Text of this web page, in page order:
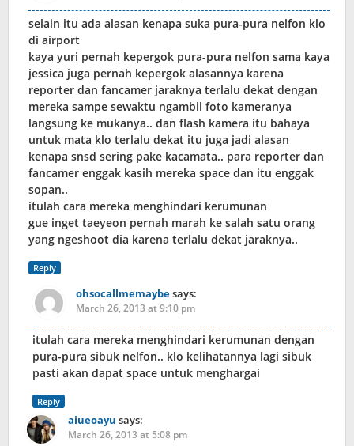
selain itu ada alasan kenapa suka pura-pura nelfon klo
di airport
kaya yuri pernah kepergok pura-pura nelfon sama kaya
jessica juga pernah kepergok alasannya karena
reporter dan fancamer jaraknya terlalu dekat dengan
mereka sampe sewaktu ngambil foto kameranya
langsung ke mukanya.. dan flash kamera itu bahaya
untuk mata klo terlalu dekat itu juga jadi alasan
kenapa snsd sering pake kacamata.. para reporter dan
fancamer enggak kasih mereka space dan itu enggak
sopan..
itulah cara mereka menghindari kerumunan
gue inget taeyeon pernah marah ke salah satu orang
yang ngeshoot dia karena terlalu dekat jaraknya..
Reply
ohsocallmemaybesays:
March 26, 2013 at 9:10 pm
itulah cara mereka menghindari kerumunan dengan
pura-pura sibuk nelfon.. klo kelihatannya lagi sibuk
pasti akan dapat space untuk menghargai
Reply
aiueoayu says:
March 26, 2013 at 5:08 pm